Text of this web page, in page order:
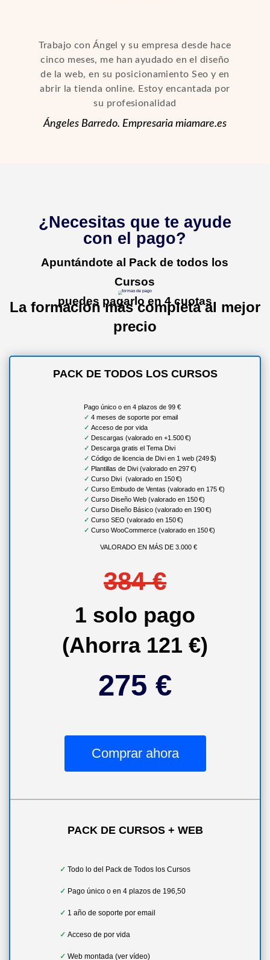
Trabajo con Ángel y su empresa desde hace
cinco meses, me han ayudado en el diseño
de la web, en su posicionamiento Seo y en
abrir la tienda online. Estoy encantada por
su profesionalidad
Ángeles Barredo. Empresaria miamare.es
¿Necesitas que te ayude
con el pago?
Apuntándote al Pack de todos los
Cursos
puedes pagarlo en 4 cuotas
La formación más completa al mejor
precio
PACK DE TODOS LOS CURSOS
Pago único o en 4 plazos de 99 €
✓ 4 meses de soporte por email
✓ Acceso de por vida
✓ Descargas (valorado en +1.500 €)
✓ Descarga gratis el Tema Divi
✓ Código de licencia de Divi en 1 web (249 $)
✓ Plantillas de Divi (valorado en 297 €)
✓ Curso Divi (valorado en 150 €)
✓ Curso Embudo de Ventas (valorado en 175 €)
✓ Curso Diseño Web (valorado en 150 €)
✓ Curso Diseño Básico (valorado en 190 €)
✓ Curso SEO (valorado en 150 €)
✓ Curso WooCommerce (valorado en 150 €)
VALORADO EN MÁS DE 3.000 €
384 €
1 solo pago
(Ahorra 121 €)
275 €
Comprar ahora
PACK DE CURSOS + WEB
✓ Todo lo del Pack de Todos los Cursos
✓ Pago único o en 4 plazos de 196,50
✓ 1 año de soporte por email
✓ Acceso de por vida
✓ Web montada (ver vídeo)